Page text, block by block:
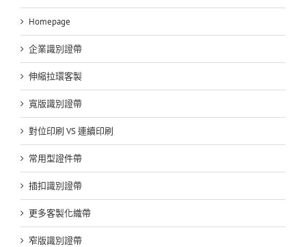
Homepage
企業識別證帶
伸縮拉環客製
寬版識別證帶
對位印刷 VS 連續印刷
常用型證件帶
插扣識別證帶
更多客製化織帶
窄版識別證帶